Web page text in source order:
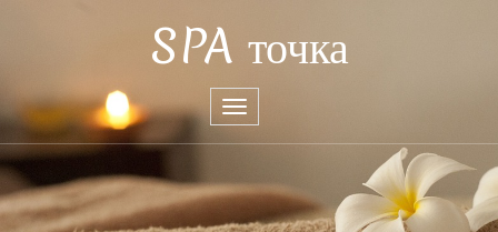
SPA точка
Toggle
navigation